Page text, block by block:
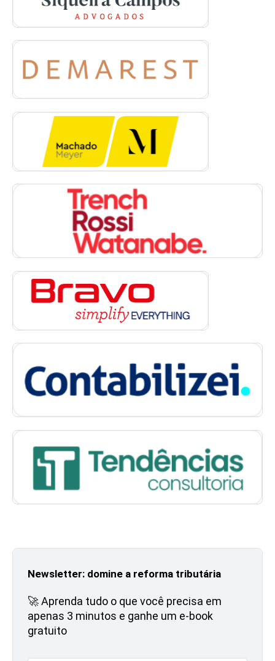
Newsletter: domine a reforma tributária
🚀 Aprenda tudo o que você precisa em
apenas 3 minutos e ganhe um e-book
gratuito